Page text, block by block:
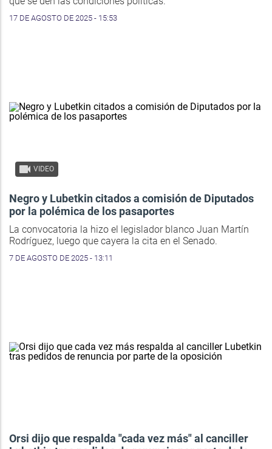
17 DE AGOSTO DE 2025 - 15:53
VIDEO
Negro y Lubetkin citados a comisión de Diputados
por la polémica de los pasaportes
La convocatoria la hizo el legislador blanco Juan Martín
Rodríguez, luego que cayera la cita en el Senado.
7 DE AGOSTO DE 2025 - 13:11
Orsi dijo que respalda "cada vez más" al canciller